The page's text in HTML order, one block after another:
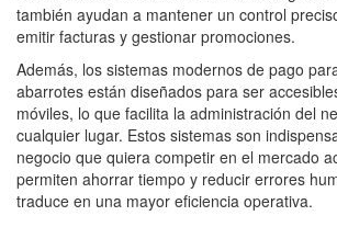
también ayudan a mantener un control
emitir facturas y gestionar promociones.
Además, los sistemas modernos de pago
abarrotes están diseñados para ser
móviles, lo que facilita la administración del
cualquier lugar. Estos sistemas son
negocio que quiera competir en el mercado
permiten ahorrar tiempo y reducir errores
traduce en una mayor eficiencia operativa.